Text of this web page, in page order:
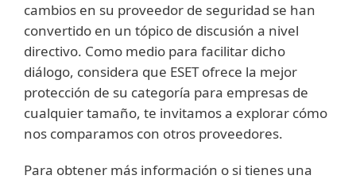
cambios en su proveedor de seguridad se han
convertido en un tópico de discusión a nivel
directivo. Como medio para facilitar dicho
diálogo, considera que ESET ofrece la mejor
protección de su categoría para empresas de
cualquier tamaño, te invitamos a explorar cómo
nos comparamos con otros proveedores.
Para obtener más información o si tienes una